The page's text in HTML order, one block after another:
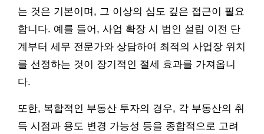
는 것은 기본이며, 그 이상의 심도 깊은 접근이 필요
합니다. 예를 들어, 사업 확장 시 법인 설립 이전 단
계부터 세무 전문가와 상담하여 최적의 사업장 위치
를 선정하는 것이 장기적인 절세 효과를 가져옵니
다.
또한, 복합적인 부동산 투자의 경우, 각 부동산의 취
득 시점과 용도 변경 가능성 등을 종합적으로 고려